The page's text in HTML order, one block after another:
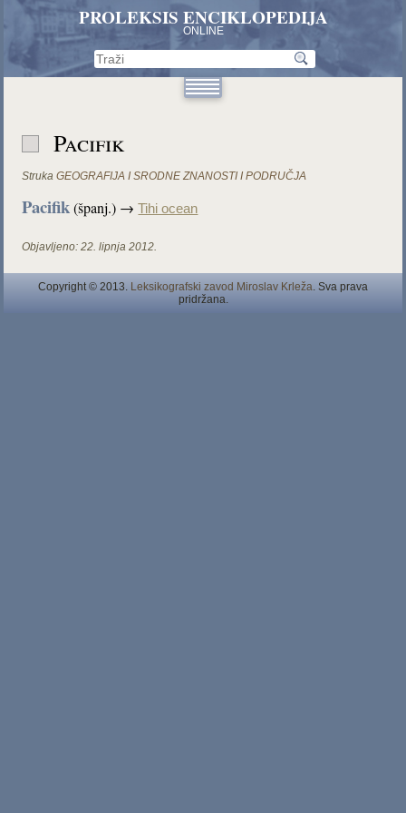
PROLEKSIS ENCIKLOPEDIJA
ONLINE
Pacifik
Struka GEOGRAFIJA I SRODNE ZNANOSTI I PODRUČJA
Pacifik(španj.) →Tihi ocean
Objavljeno: 22. lipnja 2012.
Copyright © 2013. Leksikografski zavod Miroslav Krleža. Sva prava
pridržana.